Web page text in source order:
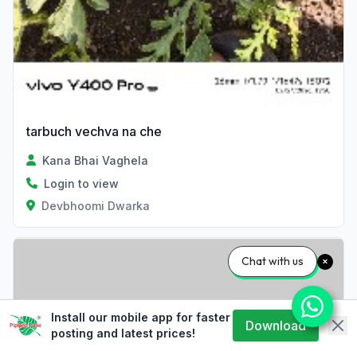
tarbuch vechva na che
Kana Bhai Vaghela
Login to view
Devbhoomi Dwarka
Install our mobile app for faster
posting and latest prices!
Download
Chat with us